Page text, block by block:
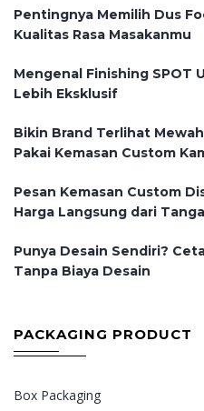
Pentingnya Memilih Dus
Kualitas Rasa Masakanmu
Mengenal Finishing SPOT
Lebih Eksklusif
Bikin Brand Terlihat
Pakai Kemasan Custom
Pesan Kemasan Custom
Harga Langsung dari
Punya Desain Sendiri?
Tanpa Biaya Desain
PACKAGING PRODUCT
Box Packaging